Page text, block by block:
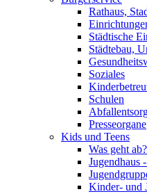
Rathaus,
Städtische
Städtebau,
Soziales
Schulen
Presseorgane
Kids und Teens
Was geht
Jugendhaus
Kinder- und